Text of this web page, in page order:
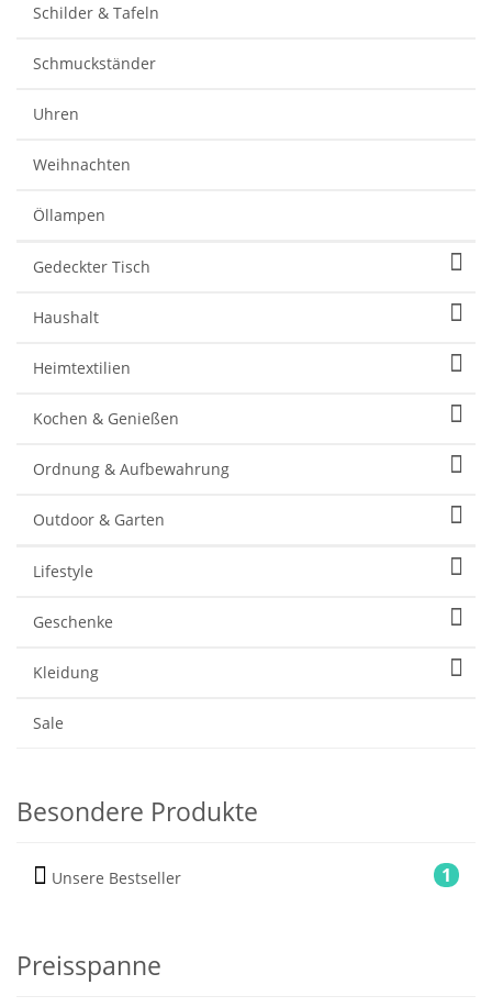
Schilder & Tafeln
Schmuckständer
Uhren
Weihnachten
Öllampen
Gedeckter Tisch
Haushalt
Heimtextilien
Kochen & Genießen
Ordnung & Aufbewahrung
Outdoor & Garten
Lifestyle
Geschenke
Kleidung
Sale
Besondere Produkte
1
Unsere Bestseller
Preisspanne